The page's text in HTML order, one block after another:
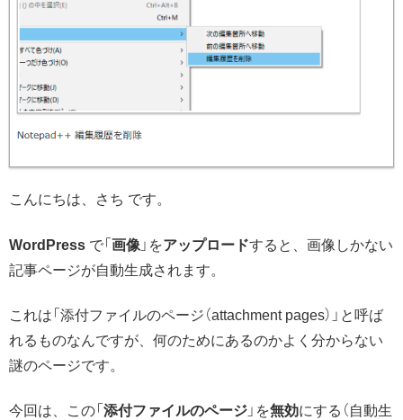
こんにちは、さち です。
WordPress で「 画像 」をアップロードすると、画像しかない
記事ページが自動生成されます。
これは「添付ファイルのページ（attachment pages）」と呼ば
れるものなんですが、何のためにあるのかよく分からない
謎のページです。
今回は、この「 添付ファイルのページ 」を無効にする（自動生